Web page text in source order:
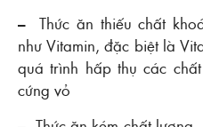
– Thức ăn thiếu chất
như Vitamin, đặc biệt là
quá trình hấp thụ các
cứng vỏ